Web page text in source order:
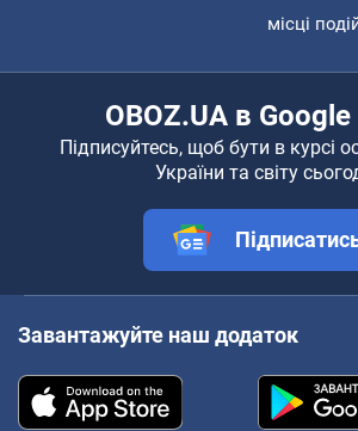
місці
OBOZ.UA в
Підписуйтесь, щоб бути в курсі
України та світу
Завантажуйте наш додаток